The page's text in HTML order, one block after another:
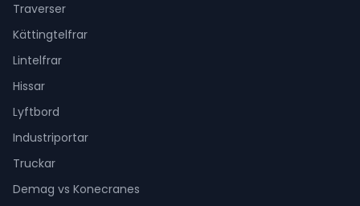
Traverser
Kättingtelfrar
Lintelfrar
Hissar
Lyftbord
Industriportar
Truckar
Demag vs Konecranes